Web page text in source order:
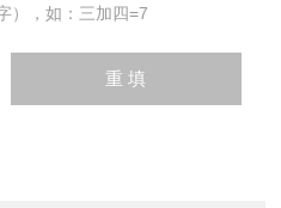
），如：三加四=7